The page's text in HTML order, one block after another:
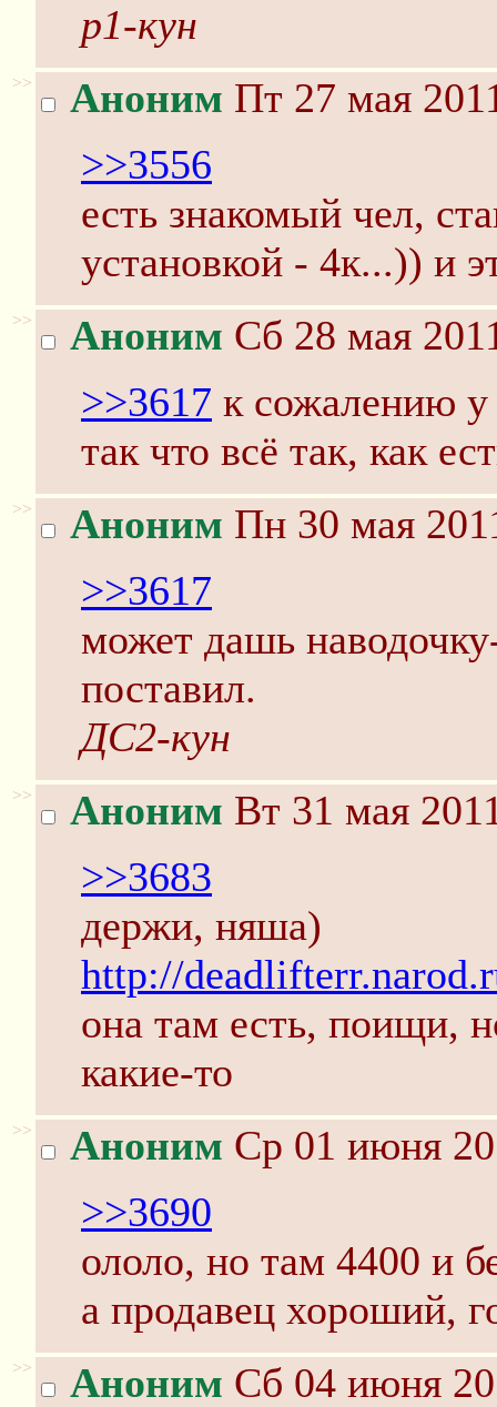
р1-кун
>> Аноним Пт 27 мая
>>3556
есть знакомый чел,
установкой - 4к...)) и
>> Аноним Сб 28 мая
>>3617 к сожалению у
так что всё так, как
>> Аноним Пн 30 мая
>>3617
может дашь
поставил.
ДС2-кун
>> Аноним Вт 31 мая
>>3683
держи, няша)
http://
она там есть, поищи,
какие-то
>> Аноним Ср 01 июня
>>3690
ололо, но там 4400 и
а продавец хороший,
>> Аноним Сб 04 июня